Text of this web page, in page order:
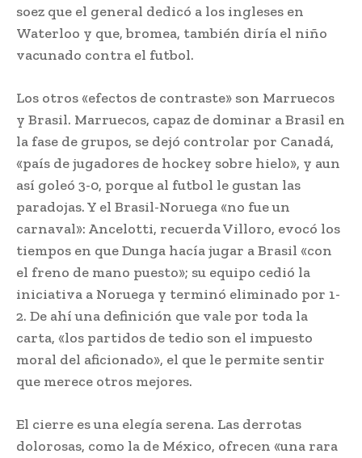
soez que el general dedicó a los ingleses en
Waterloo y que, bromea, también diría el niño
vacunado contra el futbol.
Los otros «efectos de contraste» son Marruecos
y Brasil. Marruecos, capaz de dominar a Brasil en
la fase de grupos, se dejó controlar por Canadá,
«país de jugadores de hockey sobre hielo», y aun
así goleó 3-0, porque al futbol le gustan las
paradojas. Y el Brasil-Noruega «no fue un
carnaval»: Ancelotti, recuerda Villoro, evocó los
tiempos en que Dunga hacía jugar a Brasil «con
el freno de mano puesto»; su equipo cedió la
iniciativa a Noruega y terminó eliminado por 1-
2. De ahí una definición que vale por toda la
carta, «los partidos de tedio son el impuesto
moral del aficionado», el que le permite sentir
que merece otros mejores.
El cierre es una elegía serena. Las derrotas
dolorosas, como la de México, ofrecen «una rara